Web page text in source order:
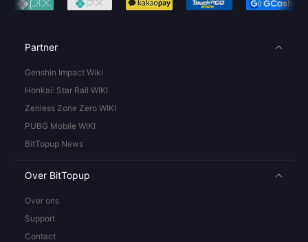
Partner
Genshin Impact Wiki
Honkai: Star Rail WIKI
Zenless Zone Zero WIKI
PUBG Mobile WIKI
BitTopup News
Over BitTopup
Over ons
Support
Contact